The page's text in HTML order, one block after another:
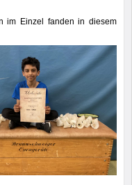
im Einzel fanden in diesem